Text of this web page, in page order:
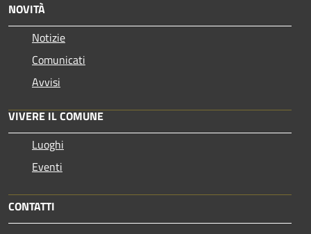
NOVITÀ
Notizie
Comunicati
Avvisi
VIVERE IL COMUNE
Luoghi
Eventi
CONTATTI